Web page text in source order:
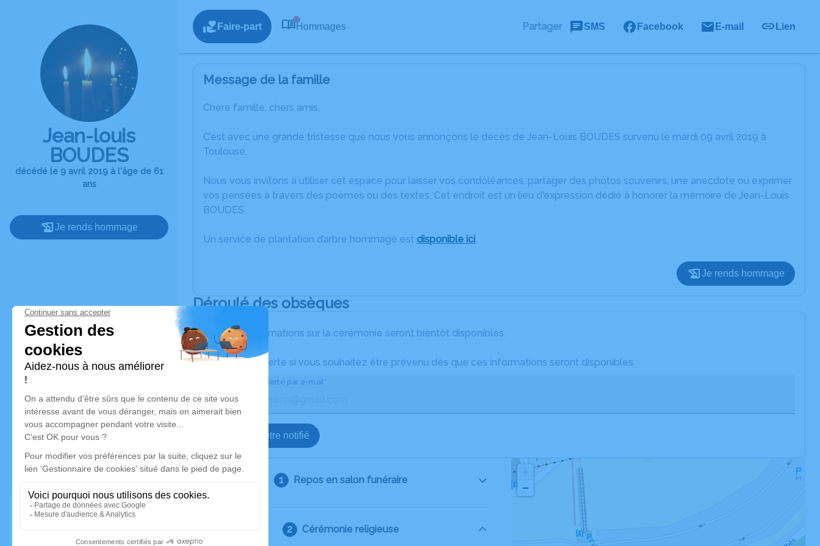
Jean-louis
BOUDES
décédé le 9 avril 2019 à l'âge de 61
ans
Je rends hommage
Faire-part Hommages Partager SMS Facebook E-mail Lien
Message de la famille
Chère famille, chers amis,
C’est avec une grande tristesse que nous vous annonçons le décès de Jean-Louis BOUDES survenu le mardi 09 avril 2019 à
Toulouse.
Nous vous invitons à utiliser cet espace pour laisser vos condoléances, partager des photos souvenirs, une anecdote ou exprimer
vos pensées à travers des poèmes ou des textes. Cet endroit est un lieu d'expression dédié à honorer la mémoire de Jean-Louis
BOUDES.
Un service de plantation d’arbre hommage est disponible ici.
Je rends hommage
Déroulé des obsèques
Les informations sur la cérémonie seront bientôt disponibles.
Activez une alerte si vous souhaitez être prévenu dès que ces informations seront disponibles.
Recevoir une alerte par e-mail*
Je veux être notifié
Repos en salon funéraire
Cérémonie religieuse
−